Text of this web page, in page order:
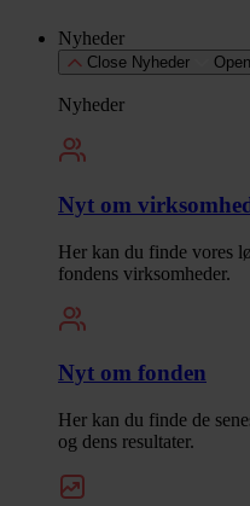
Nyheder
Close Nyheder
Nyheder
Nyt om
Her kan du finde vores
fondens virksomheder.
Nyt om fonden
Her kan du finde de
og dens resultater.